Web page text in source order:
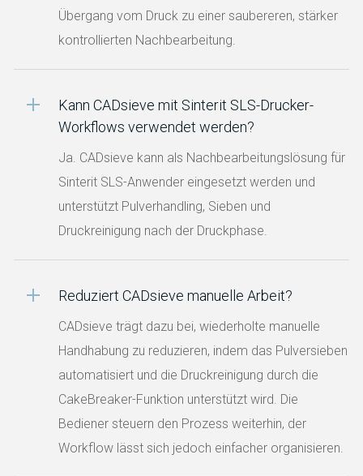
Übergang vom Druck zu einer saubereren, stärker
kontrollierten Nachbearbeitung.
Kann CADsieve mit Sinterit SLS-Drucker-
Workflows verwendet werden?
Ja. CADsieve kann als Nachbearbeitungslösung für
Sinterit SLS-Anwender eingesetzt werden und
unterstützt Pulverhandling, Sieben und
Druckreinigung nach der Druckphase.
Reduziert CADsieve manuelle Arbeit?
CADsieve trägt dazu bei, wiederholte manuelle
Handhabung zu reduzieren, indem das Pulversieben
automatisiert und die Druckreinigung durch die
CakeBreaker-Funktion unterstützt wird. Die
Bediener steuern den Prozess weiterhin, der
Workflow lässt sich jedoch einfacher organisieren.